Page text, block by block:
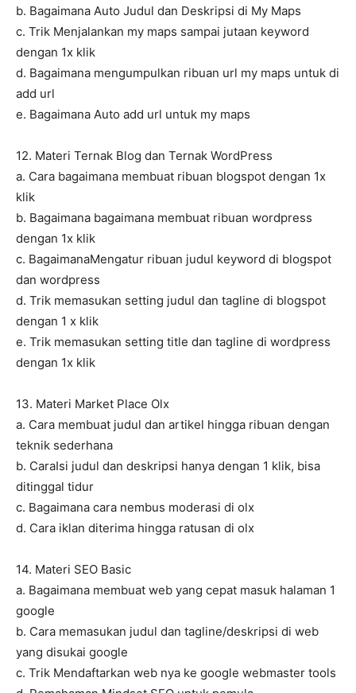
b. Bagaimana Auto Judul dan Deskripsi di My Maps
c. Trik Menjalankan my maps sampai jutaan keyword
dengan 1x klik
d. Bagaimana mengumpulkan ribuan url my maps untuk di
add url
e. Bagaimana Auto add url untuk my maps
12. Materi Ternak Blog dan Ternak WordPress
a. Cara bagaimana membuat ribuan blogspot dengan 1x
klik
b. Bagaimana bagaimana membuat ribuan wordpress
dengan 1x klik
c. BagaimanaMengatur ribuan judul keyword di blogspot
dan wordpress
d. Trik memasukan setting judul dan tagline di blogspot
dengan 1 x klik
e. Trik memasukan setting title dan tagline di wordpress
dengan 1x klik
13. Materi Market Place Olx
a. Cara membuat judul dan artikel hingga ribuan dengan
teknik sederhana
b. CaraIsi judul dan deskripsi hanya dengan 1 klik, bisa
ditinggal tidur
c. Bagaimana cara nembus moderasi di olx
d. Cara iklan diterima hingga ratusan di olx
14. Materi SEO Basic
a. Bagaimana membuat web yang cepat masuk halaman 1
google
b. Cara memasukan judul dan tagline/deskripsi di web
yang disukai google
c. Trik Mendaftarkan web nya ke google webmaster tools